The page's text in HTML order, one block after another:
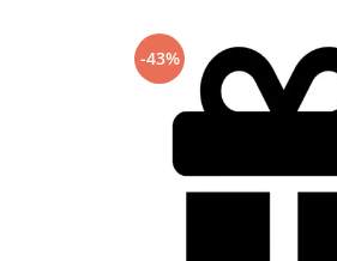
-43%